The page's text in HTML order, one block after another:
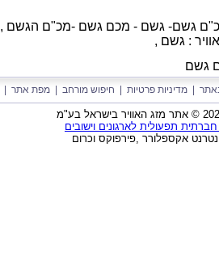
גשם- גשם - מכם גשם -מכ"ם הגשם ,
: גשם ,
גשם
מדיניות פרטיות חיפוש מורחב מפת אתר
תפעולית לארגונים וישובים
אקספלורר ,פירפוקס וכרום